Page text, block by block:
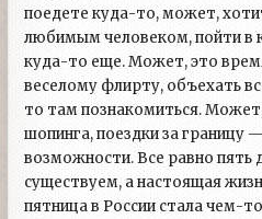
поедете куда-то, может,
любимым человеком, пойти в
куда-то еще. Может, это
веселому флирту, объехать
то там познакомиться.
шопинга, поездки за границу
возможности. Все равно пять
существуем, а настоящая
пятница в России стала чем-